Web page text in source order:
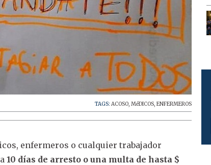
TAGS:ACOSO,MéDICOS,ENFERMEROS
enfermeros o cualquier trabajador
10 días de arresto o una multa de hasta $